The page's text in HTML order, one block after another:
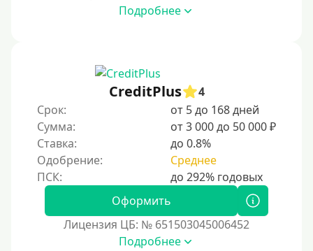
Подробнее
CreditPlus
4
Срок:
от 5 до 168 дней
Сумма:
от 3 000 до 50 000 ₽
Ставка:
до 0.8%
Одобрение:
Среднее
Оформить
Лицензия ЦБ: № 651503045006452
Подробнее